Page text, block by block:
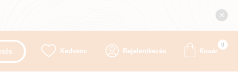
Kedvenc Bejelentkezés Kosár
0